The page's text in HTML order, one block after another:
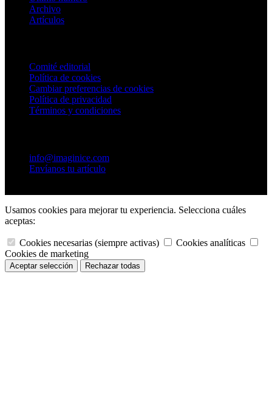
Archivo
Artículos
Comité editorial
Política de cookies
Cambiar preferencias de cookies
Política de privacidad
Términos y condiciones
info@imaginice.com
Envíanos tu artículo
Usamos cookies para mejorar tu experiencia. Selecciona cuáles
aceptas:
Cookies necesarias (siempre activas)
Cookies analíticas
Cookies de marketing
Rechazar todas